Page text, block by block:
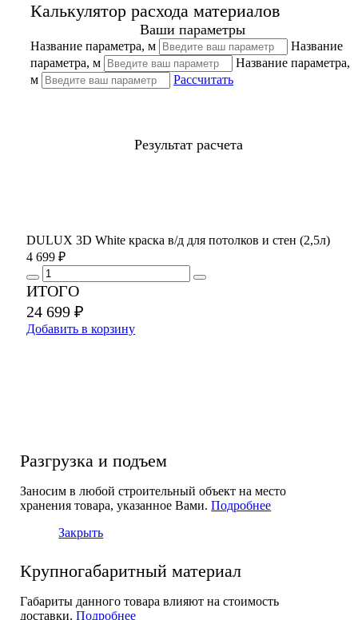
Калькулятор расхода материалов
Ваши параметры
Название параметра, м
Название
параметра, м
Название параметра,
м
Рассчитать
Результат расчета
DULUX 3D White краска в/д для потолков и стен (2,5л)
4 699 ₽
ИТОГО
24 699 ₽
Добавить в корзину
Разгрузка и подъем
Заносим в любой строительный объект на место
хранения товара, указанное Вами.Подробнее
Закрыть
Крупногабаритный материал
Габариты данного товара влияют на стоимость
доставки.Подробнее